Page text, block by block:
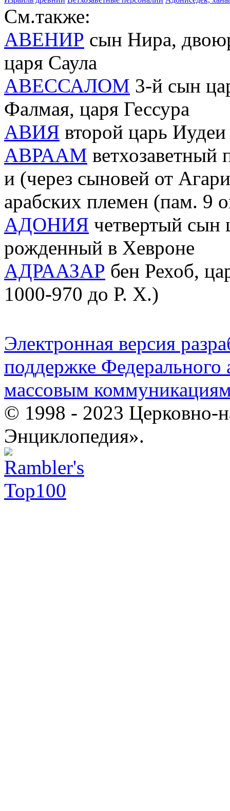
См.также:
АВЕНИР сын Нира,
царя Саула
АВЕССАЛОМ 3-й сын
Фалмая, царя Гессура
АВИЯ второй царь Иудеи
АВРААМ ветхозаветный
и (через сыновей от
арабских племен (пам. 9
АДОНИЯ четвертый сын
рожденный в Хевроне
АДРААЗАР бен Рехоб,
1000-970 до Р. Х.)
Электронная версия
поддержке Федерального
массовым
© 1998 - 2023 Церковно-
Энциклопедия».